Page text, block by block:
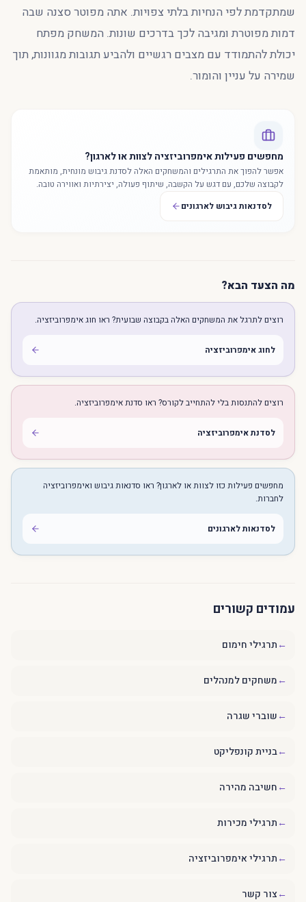
שמתקדמת לפי הנחיות בלתי צפויות. אתה מפוטר סצנה שבה
דמות מפוטרת ומגיבה לכך בדרכים שונות. המשחק מפתח
יכולת להתמודד עם מצבים רגשיים ולהביע תגובות מגוונות, תוך
שמירה על עניין והומור.
מחפשים פעילות אימפרוביזציה לצוות או לארגון?
אפשר להפוך את התרגילים והמשחקים האלה לסדנת גיבוש מונחית, מותאמת
לקבוצה שלכם, עם דגש על הקשבה, שיתוף פעולה, יצירתיות ואווירה טובה.
לסדנאות גיבוש לארגונים
מה הצעד הבא?
רוצים לתרגל את המשחקים האלה בקבוצה שבועית? ראו חוג אימפרוביזציה.
לחוג אימפרוביזציה
רוצים להתנסות בלי להתחייב לקורס? ראו סדנת אימפרוביזציה.
לסדנת אימפרוביזציה
מחפשים פעילות כזו לצוות או לארגון? ראו סדנאות גיבוש ואימפרוביזציה
לחברות.
לסדנאות לארגונים
עמודים קשורים
←תרגילי חימום
←משחקים למנהלים
←שוברי שגרה
←בניית קונפליקט
←חשיבה מהירה
←תרגילי מכירות
←תרגילי אימפרוביזציה
←צור קשר